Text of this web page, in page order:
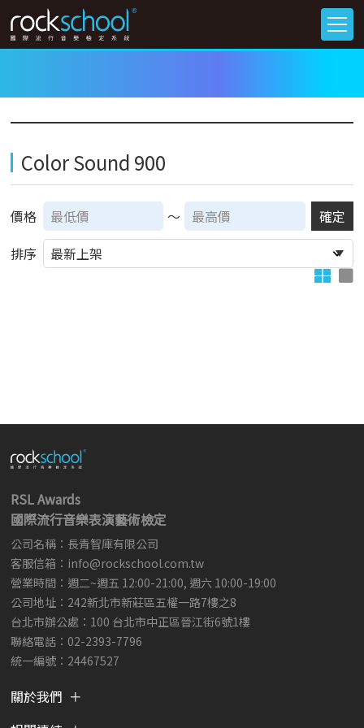
Color Sound 900
價格 ～
確定
排序
RSL Awards
國際流行音樂表演藝術檢定
公司名稱：長青智庫有限公司
客服信箱： info@rockschool.com.tw ​
營業時間：週二~週五 12:00-21:00, 週六 10:00-19:00
公司地址：242新北市新莊區五權一路7樓之8
台北市辦公處：100 台北市中正區晉江街6號1樓
聯絡電話：02-2393-7796
統一編號：24467527
關於我們